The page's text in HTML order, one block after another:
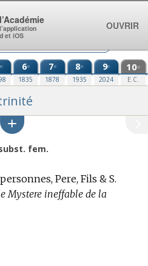
e 6e
1835
7e
1878
8e
1935
9e
2024
10e
E.C.
fem.
Pere, Fils & S.
Mystere ineffable de la
et iOS
OUVRIR